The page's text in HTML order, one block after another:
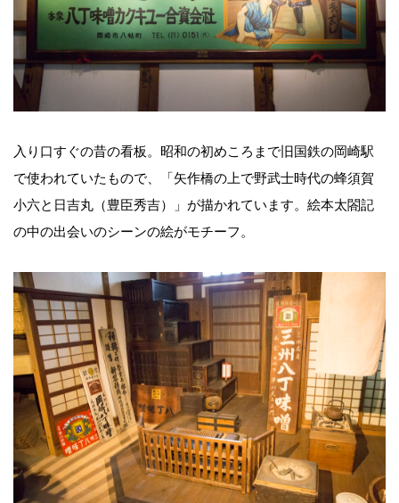
入り口すぐの昔の看板。昭和の初めころまで旧国鉄の岡崎駅
で使われていたもので、「矢作橋の上で野武士時代の蜂須賀
小六と日吉丸（豊臣秀吉）」が描かれています。絵本太閤記
の中の出会いのシーンの絵がモチーフ。